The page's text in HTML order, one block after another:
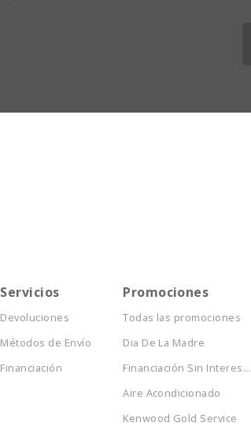
Servicios
Devoluciones
Métodos de Envío
Financiación
Promociones
Todas las promociones
Dia De La Madre
Financiación Sin Interes...
Aire Acondicionado
Kenwood Gold Service